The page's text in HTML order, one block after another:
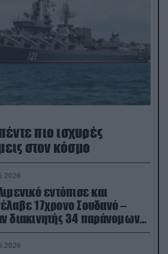
πιο ισχυρές
στον κόσμο
εντόπισε και
17χρονο Σουδανό –
διακινητής 34 παράνομων